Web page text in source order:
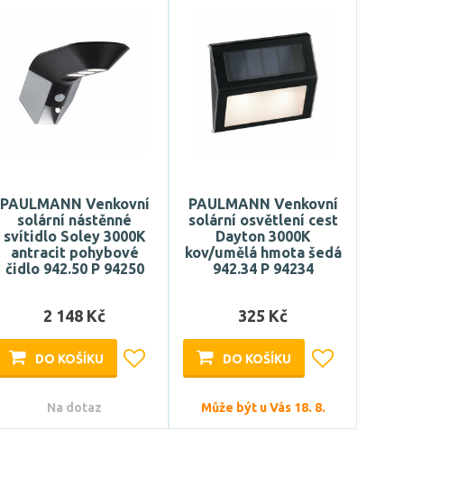
PAULMANN Venkovní
solární nástěnné
svítidlo Soley 3000K
antracit pohybové
čidlo 942.50 P 94250
2 148 Kč
DO KOŠÍKU
Na dotaz
PAULMANN Venkovní
solární osvětlení cest
Dayton 3000K
kov/umělá hmota šedá
942.34 P 94234
325 Kč
DO KOŠÍKU
Může být u Vás 18. 8.